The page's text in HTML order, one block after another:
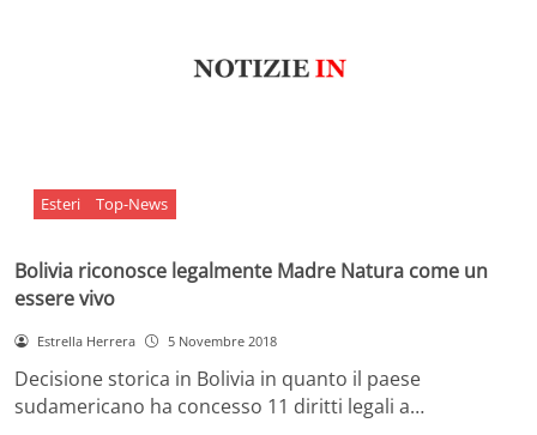
Esteri Top-News
Bolivia riconosce legalmente Madre Natura come un
essere vivo
Estrella Herrera 5 Novembre 2018
Decisione storica in Bolivia in quanto il paese
sudamericano ha concesso 11 diritti legali a…